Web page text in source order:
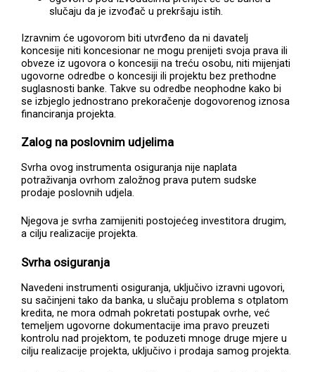
slučaju da je izvođač u prekršaju istih.
Izravnim će ugovorom biti utvrđeno da ni davatelj
koncesije niti koncesionar ne mogu prenijeti svoja prava ili
obveze iz ugovora o koncesiji na treću osobu, niti mijenjati
ugovorne odredbe o koncesiji ili projektu bez prethodne
suglasnosti banke. Takve su odredbe neophodne kako bi
se izbjeglo jednostrano prekoračenje dogovorenog iznosa
financiranja projekta.
Zalog na poslovnim udjelima
Svrha ovog instrumenta osiguranja nije naplata
potraživanja ovrhom založnog prava putem sudske
prodaje poslovnih udjela.
Njegova je svrha zamijeniti postojećeg investitora drugim,
a cilju realizacije projekta.
Svrha osiguranja
Navedeni instrumenti osiguranja, uključivo izravni ugovori,
su sačinjeni tako da banka, u slučaju problema s otplatom
kredita, ne mora odmah pokretati postupak ovrhe, već
temeljem ugovorne dokumentacije ima pravo preuzeti
kontrolu nad projektom, te poduzeti mnoge druge mjere u
cilju realizacije projekta, uključivo i prodaja samog projekta.